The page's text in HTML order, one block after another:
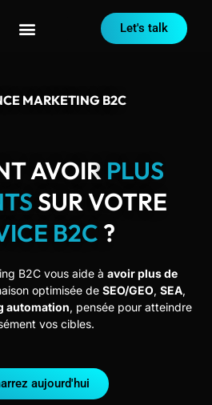
Let's talk
MARKETING B2C
AVOIRPLUS
SUR VOTRE
B2C ?
B2C vous aide à avoir plus de
optimisée de SEO/GEO, SEA,
automation, pensée pour atteindre
vos cibles.
aujourd'hui